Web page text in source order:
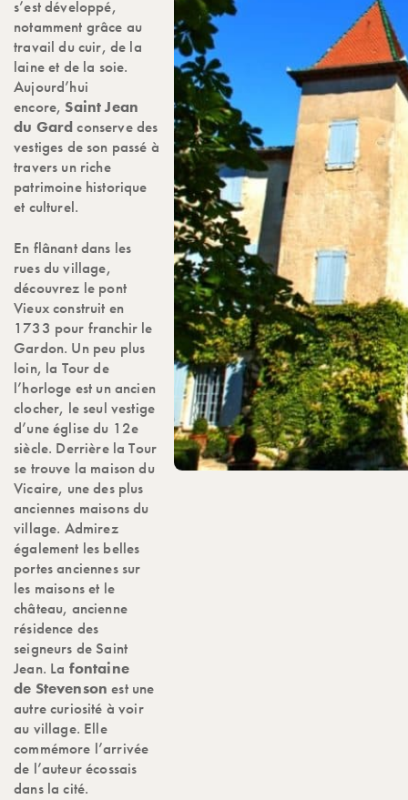
s’est développé,
notamment grâce au
travail du cuir, de la
laine et de la soie.
Aujourd’hui
encore, Saint Jean
du Gardconserve des
vestiges de son passé à
travers un riche
patrimoine historique
et culturel.
En flânant dans les
rues du village,
découvrez le pont
Vieux construit en
1733 pour franchir le
Gardon. Un peu plus
loin, la Tour de
l’horloge est un ancien
clocher, le seul vestige
d’une église du 12e
siècle. Derrière la Tour
se trouve la maison du
Vicaire, une des plus
anciennes maisons du
village. Admirez
également les belles
portes anciennes sur
les maisons et le
château, ancienne
résidence des
seigneurs de Saint
Jean. La fontaine
de Stevensonest une
autre curiosité à voir
au village. Elle
commémore l’arrivée
de l’auteur écossais
dans la cité.